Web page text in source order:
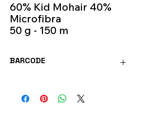
60% Kid Mohair 40%
Microfibra
50 g - 150 m
Colour 512
BARCODE